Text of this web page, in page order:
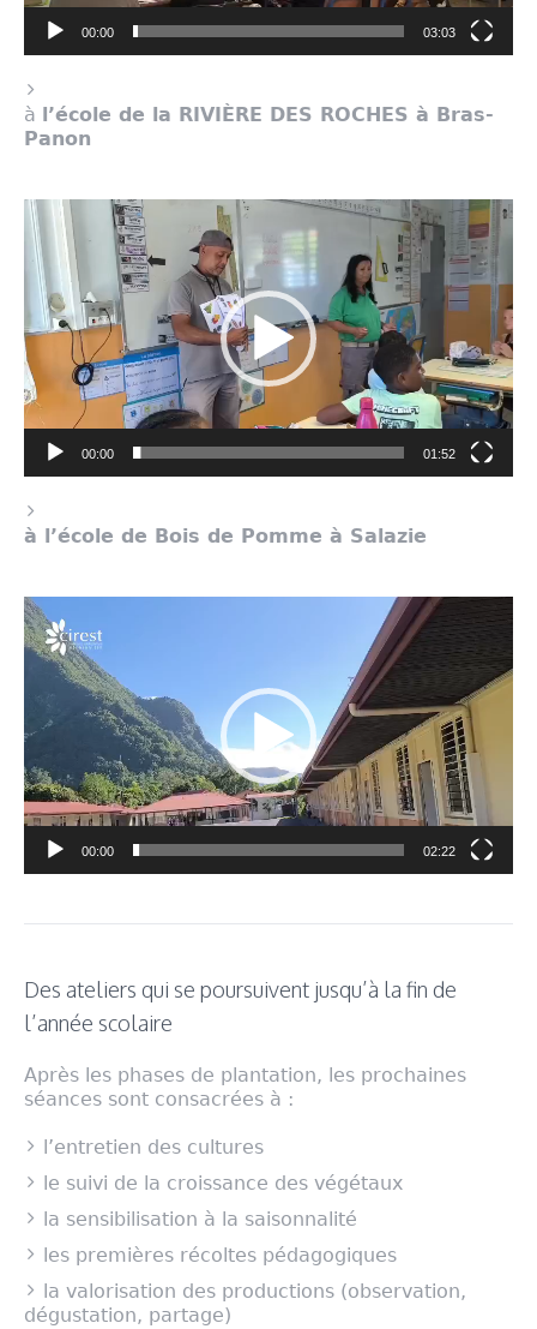
00:00 03:03
à
l’école de la RIVIÈRE DES ROCHES à Bras-
Panon
Lecteur
vidéo
00:00 01:52
à l’école de Bois de Pomme à Salazie
Lecteur
vidéo
00:00 02:22
Des ateliers qui se poursuivent jusqu’à la fin de
l’année scolaire
Après les phases de plantation, les prochaines
séances sont consacrées à :
l’entretien des cultures
le suivi de la croissance des végétaux
la sensibilisation à la saisonnalité
les premières récoltes pédagogiques
la valorisation des productions (observation,
dégustation, partage)